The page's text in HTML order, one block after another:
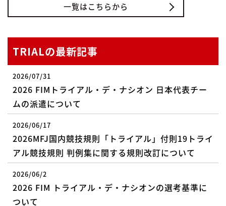
一覧はこちらから
TRIALの最新記事
2026/07/31
2026 FIMトライアル・デ・ナシオン 日本代表チー
ムの派遣について
2026/06/17
2026MFJ国内競技規則「トライアル」付則19トライ
アル競技規則 判例集に関する規則改訂について
2026/06/2
2026 FIM トライアル・デ・ナシオンの選考基準に
ついて